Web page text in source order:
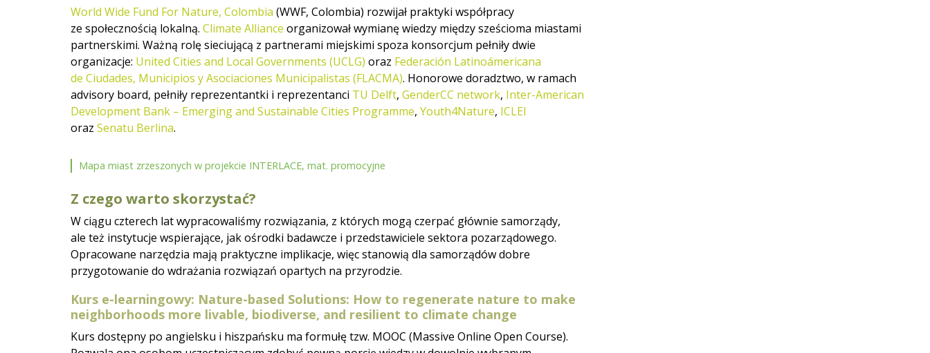
World Wide Fund For Nature, Colombia (WWF, Colombia) rozwijał praktyki współpracy
ze społecznością lokalną. Climate Alliance organizował wymianę wiedzy między sześcioma miastami
partnerskimi. Ważną rolę sieciującą z partnerami miejskimi spoza konsorcjum pełniły dwie
organizacje: United Cities and Local Governments (UCLG) oraz Federación Latinoámericana
de Ciudades, Municipios y Asociaciones Municipalistas (FLACMA). Honorowe doradztwo, w ramach
advisory board, pełniły reprezentantki i reprezentanci TU Delft, GenderCC network, Inter-American
Development Bank – Emerging and Sustainable Cities Programme, Youth4Nature, ICLEI
oraz Senatu Berlina.
Mapa miast zrzeszonych w projekcie INTERLACE, mat. promocyjne
Z czego warto skorzystać?
W ciągu czterech lat wypracowaliśmy rozwiązania, z których mogą czerpać głównie samorządy,
ale też instytucje wspierające, jak ośrodki badawcze i przedstawiciele sektora pozarządowego.
Opracowane narzędzia mają praktyczne implikacje, więc stanowią dla samorządów dobre
przygotowanie do wdrażania rozwiązań opartych na przyrodzie.
Kurs e-learningowy: Nature-based Solutions: How to regenerate nature to make
neighborhoods more livable, biodiverse, and resilient to climate change
Kurs dostępny po angielsku i hiszpańsku ma formułę tzw. MOOC (Massive Online Open Course).